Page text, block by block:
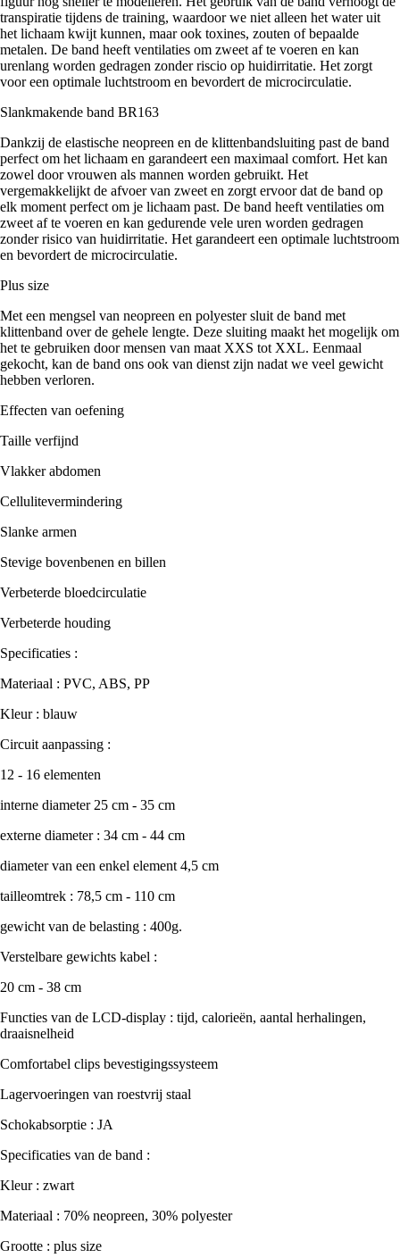
transpiratie tijdens de training, waardoor we niet alleen het water uit
het lichaam kwijt kunnen, maar ook toxines, zouten of bepaalde
metalen. De band heeft ventilaties om zweet af te voeren en kan
urenlang worden gedragen zonder riscio op huidirritatie. Het zorgt
voor een optimale luchtstroom en bevordert de microcirculatie.
Slankmakende band BR163
Dankzij de elastische neopreen en de klittenbandsluiting past de band
perfect om het lichaam en garandeert een maximaal comfort. Het kan
zowel door vrouwen als mannen worden gebruikt. Het
vergemakkelijkt de afvoer van zweet en zorgt ervoor dat de band op
elk moment perfect om je lichaam past. De band heeft ventilaties om
zweet af te voeren en kan gedurende vele uren worden gedragen
zonder risico van huidirritatie. Het garandeert een optimale luchtstroom
en bevordert de microcirculatie.
Plus size
Met een mengsel van neopreen en polyester sluit de band met
klittenband over de gehele lengte. Deze sluiting maakt het mogelijk om
het te gebruiken door mensen van maat XXS tot XXL. Eenmaal
gekocht, kan de band ons ook van dienst zijn nadat we veel gewicht
hebben verloren.
Effecten van oefening
Taille verfijnd
Vlakker abdomen
Cellulitevermindering
Slanke armen
Stevige bovenbenen en billen
Verbeterde bloedcirculatie
Verbeterde houding
Specificaties :
Materiaal : PVC, ABS, PP
Kleur : blauw
Circuit aanpassing :
12 - 16 elementen
interne diameter 25 cm - 35 cm
externe diameter : 34 cm - 44 cm
diameter van een enkel element 4,5 cm
tailleomtrek : 78,5 cm - 110 cm
gewicht van de belasting : 400g.
Verstelbare gewichts kabel :
20 cm - 38 cm
Functies van de LCD-display : tijd, calorieën, aantal herhalingen,
draaisnelheid
Comfortabel clips bevestigingssysteem
Lagervoeringen van roestvrij staal
Schokabsorptie : JA
Specificaties van de band :
Kleur : zwart
Materiaal : 70% neopreen, 30% polyester
Grootte : plus size